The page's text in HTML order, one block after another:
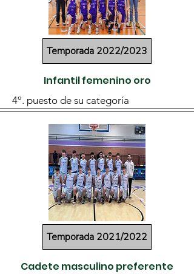
Temporada 2022/2023
Infantil femenino oro
4º. puesto de su categoría
Temporada 2021/2022
Cadete masculino preferente